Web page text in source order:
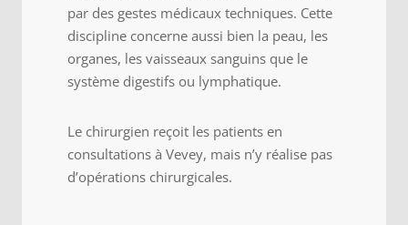
par des gestes médicaux techniques. Cette
discipline concerne aussi bien la peau, les
organes, les vaisseaux sanguins que le
système digestifs ou lymphatique.
Le chirurgien reçoit les patients en
consultations à Vevey, mais n’y réalise pas
d’opérations chirurgicales.